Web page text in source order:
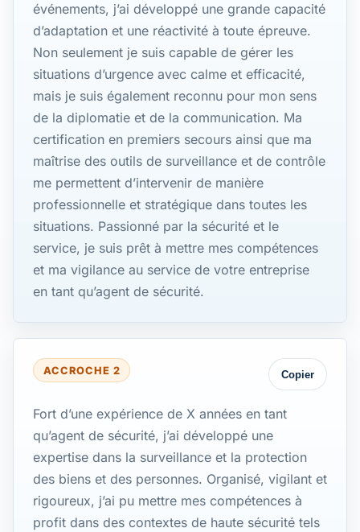
événements, j’ai développé une grande capacité
d’adaptation et une réactivité à toute épreuve.
Non seulement je suis capable de gérer les
situations d’urgence avec calme et efficacité,
mais je suis également reconnu pour mon sens
de la diplomatie et de la communication. Ma
certification en premiers secours ainsi que ma
maîtrise des outils de surveillance et de contrôle
me permettent d’intervenir de manière
professionnelle et stratégique dans toutes les
situations. Passionné par la sécurité et le
service, je suis prêt à mettre mes compétences
et ma vigilance au service de votre entreprise
en tant qu’agent de sécurité.
ACCROCHE 2 Copier
Fort d’une expérience de X années en tant
qu’agent de sécurité, j’ai développé une
expertise dans la surveillance et la protection
des biens et des personnes. Organisé, vigilant et
rigoureux, j’ai pu mettre mes compétences à
profit dans des contextes de haute sécurité tels